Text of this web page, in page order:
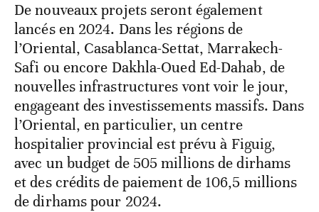
De nouveaux projets seront également
lancés en 2024. Dans les régions de
l’Oriental, Casablanca-Settat, Marrakech-
Safi ou encore Dakhla-Oued Ed-Dahab, de
nouvelles infrastructures vont voir le jour,
engageant des investissements massifs. Dans
l’Oriental, en particulier, un centre
hospitalier provincial est prévu à Figuig,
avec un budget de 505 millions de dirhams
et des crédits de paiement de 106,5 millions
de dirhams pour 2024.